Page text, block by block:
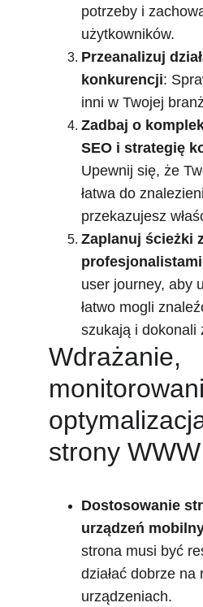
potrzeby i
użytkowników.
Przeanalizuj
konkurencji:
inni w Twojej
Zadbaj o
SEO i strategię
Upewnij się, że
łatwa do
przekazujesz
Zaplanuj ścieżki
profesjonalistami
user journey, aby
łatwo mogli
szukają i dokonali
Wdrażanie,
strony WWW
Dostosowanie
urządzeń
strona musi być
działać dobrze na
urządzeniach.